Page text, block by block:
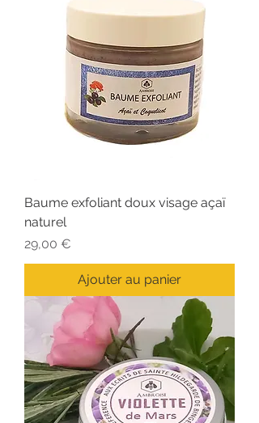
Baume exfoliant doux visage açaï
naturel
Prix
29,00 €
Ajouter au panier